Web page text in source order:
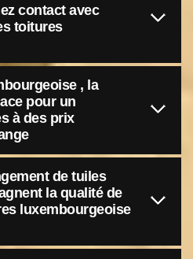
contact avec
toitures
, la
pour un
à des prix
de tuiles
la qualité de
luxembourgeoise